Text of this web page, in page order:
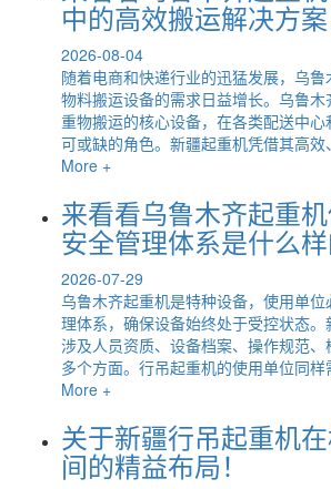
中的高效搬运解决方案
2026-08-04
随着电商和快递行业的迅猛发展，乌
物料搬运设备的需求日益增长。乌鲁
重物搬运的核心设备，在各类配送中
可或缺的角色。新疆起重机凭借其高效
More +
来看看乌鲁木齐起重
安全管理体系是什么样
2026-07-29
乌鲁木齐起重机是特种设备，使用单
理体系，确保设备始终处于受控状态
涉及人员资质、设备档案、操作规范
多个方面。行吊起重机的使用单位同样
More +
关于新疆行吊起重机
间的精益布局！